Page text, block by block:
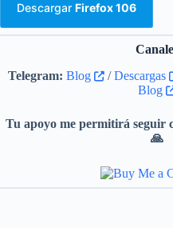
Descargar Firefox 106
Telegram: Blog /Descargas
Blog
Tu apoyo me permitirá seguir
🙏